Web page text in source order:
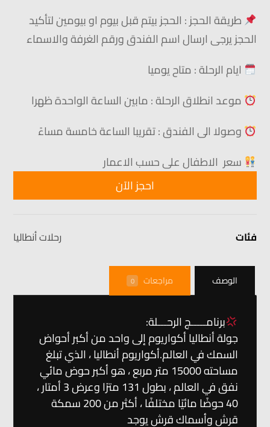
طريقة الحجز : الحجز بيتم قبل بيوم او بيومين لتأكيد
الحجز يرجى ارسال اسم الفندق ورقم الغرفة والاسماء
ايامالرحلة : متاح يوميا
موعد انطلاق الرحلة : مابين الساعة الواحدة ظهرا
وصولا الى الفندق : تقريبا الساعة خامسة مساءً
سعر الاطفال على حسب الاعمار
احجز الآن
فئات رحلات أنطاليا
الوصف مراجعات 0
برنامـــــج الرحـــلة:
جولة أنطاليا أكواريوم إلى واحد من أكبر أحواض
السمك في العالم.أكواريوم أنطاليا ، الذي تبلغ
مساحته 15000 متر مربع ، هو أكبر حوض مائي
نفق في العالم ، بطول 131 مترًا وعرض 3 أمتار ،
40 حوضًا مائيًا مختلفًا ، أكثر من 200 سمكة
قرش وأسماك قرش يوجد